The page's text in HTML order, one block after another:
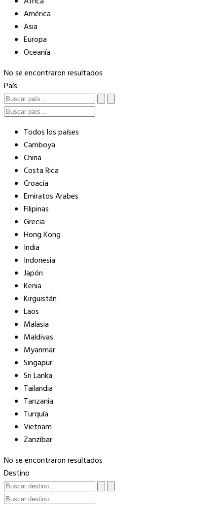
América
Asia
Europa
Oceanía
No se encontraron resultados
País
Todos los países
Camboya
China
Costa Rica
Croacia
Emiratos Arabes
Filipinas
Grecia
Hong Kong
India
Indonesia
Japón
Kenia
Kirguistán
Laos
Malasia
Maldivas
Myanmar
Singapur
Sri Lanka
Tailandia
Tanzania
Turquía
Vietnam
Zanzíbar
No se encontraron resultados
Destino